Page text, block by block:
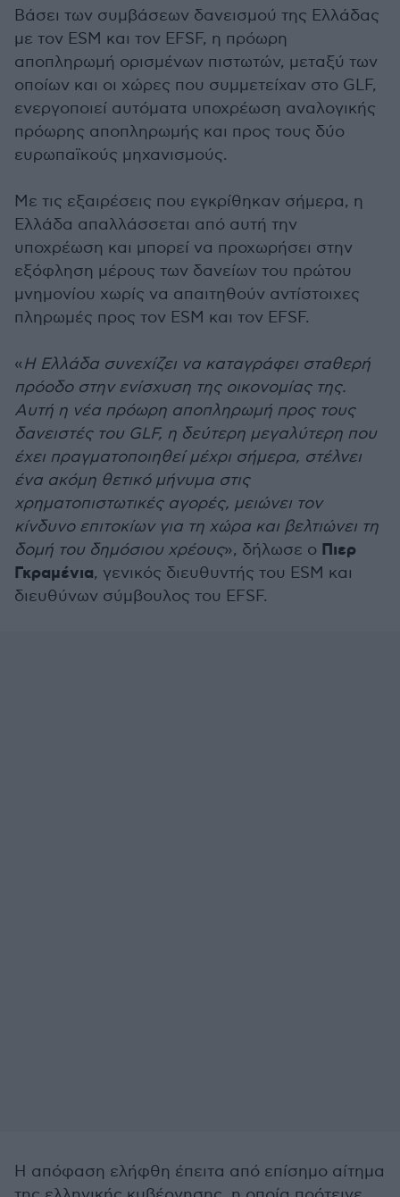
Βάσει των συμβάσεων δανεισμού της Ελλάδας
με τον ESM και τον EFSF, η πρόωρη
αποπληρωμή ορισμένων πιστωτών, μεταξύ των
οποίων και οι χώρες που συμμετείχαν στο GLF,
ενεργοποιεί αυτόματα υποχρέωση αναλογικής
πρόωρης αποπληρωμής και προς τους δύο
ευρωπαϊκούς μηχανισμούς.
Με τις εξαιρέσεις που εγκρίθηκαν σήμερα, η
Ελλάδα απαλλάσσεται από αυτή την
υποχρέωση και μπορεί να προχωρήσει στην
εξόφληση μέρους των δανείων του πρώτου
μνημονίου χωρίς να απαιτηθούν αντίστοιχες
πληρωμές προς τον ESM και τον EFSF.
«Η Ελλάδα συνεχίζει να καταγράφει σταθερή
πρόοδο στην ενίσχυση της οικονομίας της.
Αυτή η νέα πρόωρη αποπληρωμή προς τους
δανειστές του GLF, η δεύτερη μεγαλύτερη που
έχει πραγματοποιηθεί μέχρι σήμερα, στέλνει
ένα ακόμη θετικό μήνυμα στις
χρηματοπιστωτικές αγορές, μειώνει τον
κίνδυνο επιτοκίων για τη χώρα και βελτιώνει τη
δομή του δημόσιου χρέους», δήλωσε ο Πιερ
Γκραμένια, γενικός διευθυντής του ESM και
διευθύνων σύμβουλος του EFSF.
Η απόφαση ελήφθη έπειτα από επίσημο αίτημα